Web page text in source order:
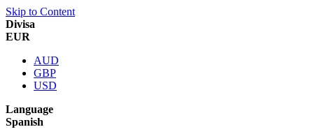
Skip to Content
Divisa
EUR
AUD
GBP
USD
Language
Spanish